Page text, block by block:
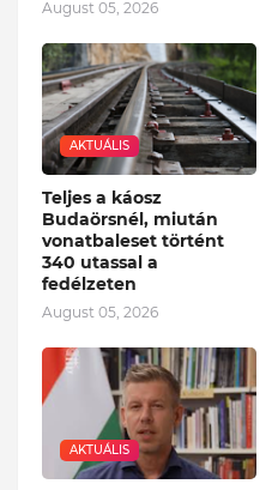
August 05, 2026
AKTUÁLIS
Teljes a káosz
Budaörsnél, miután
vonatbaleset történt
340 utassal a
fedélzeten
August 05, 2026
AKTUÁLIS